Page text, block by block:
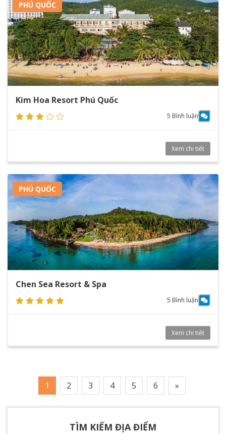
TÌM KIẾM ĐỊA ĐIỂM
PHÚ QUỐC
Kim Hoa Resort Phú Quốc
5 Bình luận
Xem chi tiết
PHÚ QUỐC
Chen Sea Resort & Spa
5 Bình luận
Xem chi tiết
1 2 3 4 5 6 »